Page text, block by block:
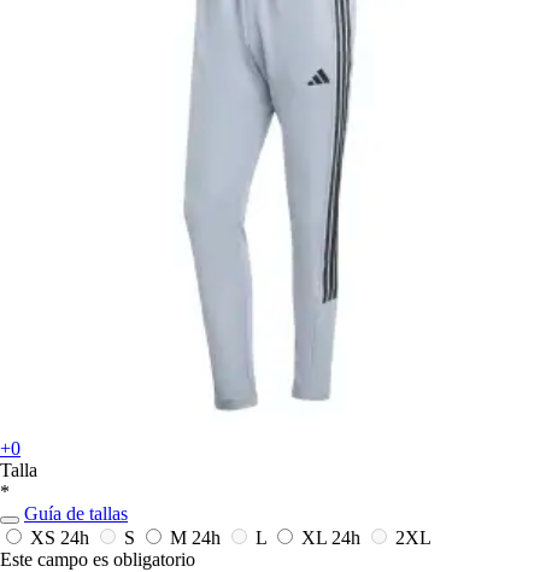
+0
Talla
*
Guía de tallas
XS 24h S M 24h L XL 24h
2XL
Este campo es obligatorio